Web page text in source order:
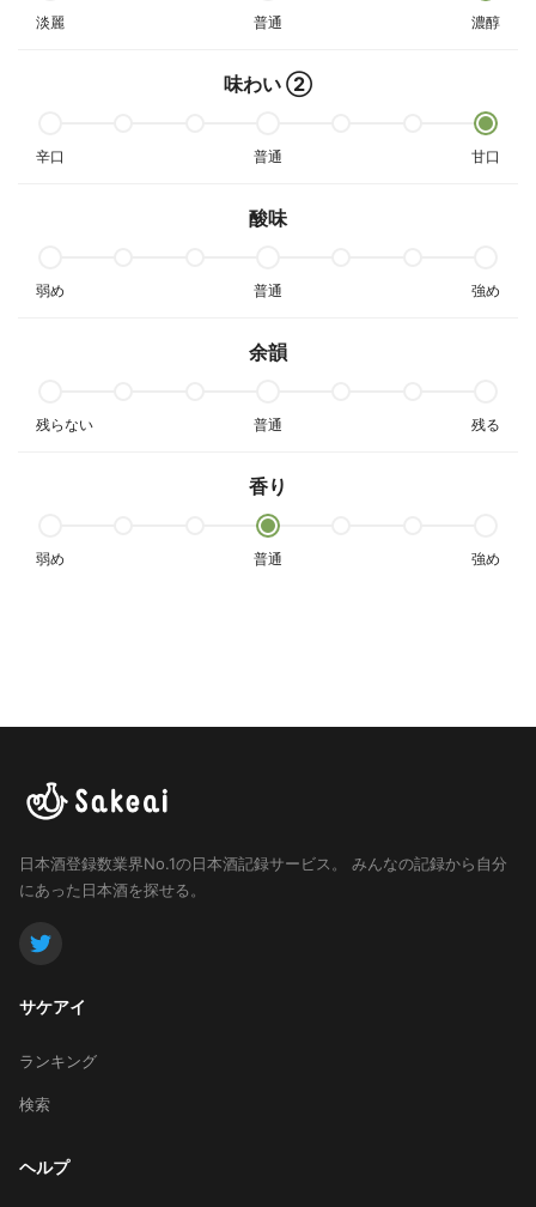
淡麗 普通 濃醇
味わい ②
辛口 普通 甘口
酸味
弱め 普通 強め
余韻
残らない 普通 残る
香り
弱め 普通 強め
日本酒登録数業界No.1の日本酒記録サービス。
みんなの記録から自分
にあった日本酒を探せる。
サケアイ
ランキング
検索
ヘルプ